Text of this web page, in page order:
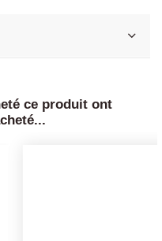
ce produit ont